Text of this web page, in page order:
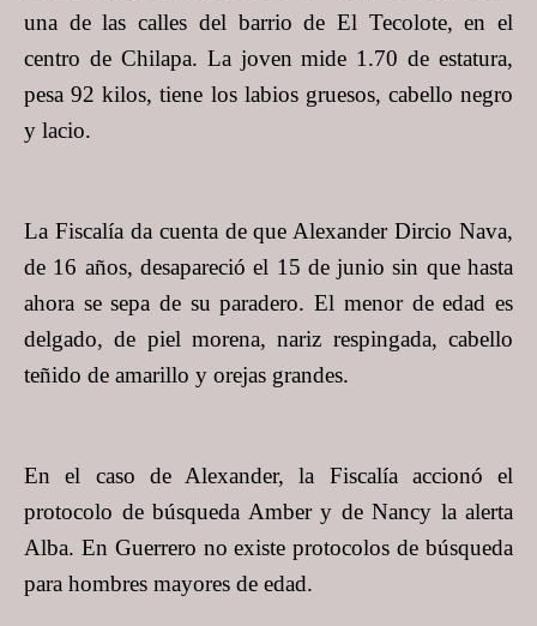
una de las calles del barrio de El Tecolote, en el
centro de Chilapa. La joven mide 1.70 de estatura,
pesa 92 kilos, tiene los labios gruesos, cabello negro
y lacio.
La Fiscalía da cuenta de que Alexander Dircio Nava,
de 16 años, desapareció el 15 de junio sin que hasta
ahora se sepa de su paradero. El menor de edad es
delgado, de piel morena, nariz respingada, cabello
teñido de amarillo y orejas grandes.
En el caso de Alexander, la Fiscalía accionó el
protocolo de búsqueda Amber y de Nancy la alerta
Alba. En Guerrero no existe protocolos de búsqueda
para hombres mayores de edad.